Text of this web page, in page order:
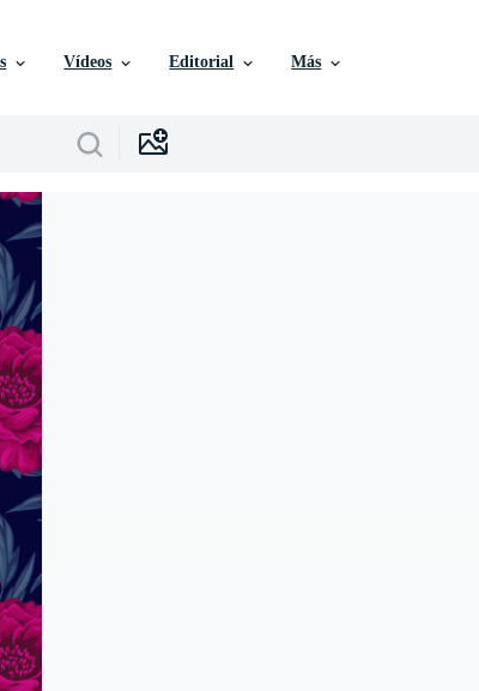
Vídeos Editorial Más